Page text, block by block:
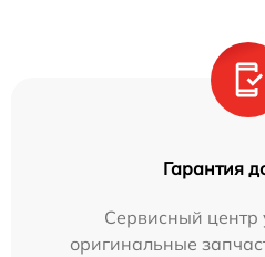
Гарантия
Сервисный центр
оригинальные